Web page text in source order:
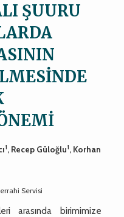
ŞUURU
1, Recep Güloğlu1, Korhan
Servisi
arasında birimimize